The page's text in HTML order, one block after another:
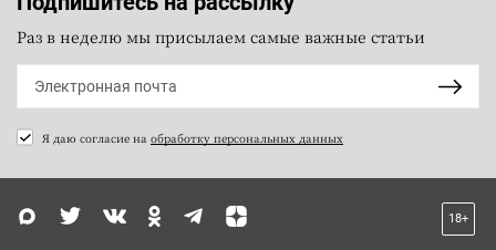
Раз в неделю мы присылаем самые важные статьи
Я даю согласие на обработку персональных данных
18+